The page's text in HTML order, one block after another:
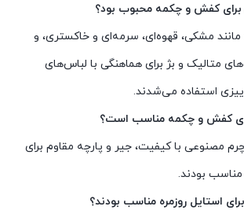
کفش و چکمه محبوب بود؟
مشکی، قهوه‌ای، سرمه‌ای و خاکستری، و
متالیک و بژ برای هماهنگی با لباس‌های
استفاده می‌شدند.
کفش و چکمه مناسب است؟
مصنوعی با کیفیت، جیر و پارچه مقاوم برای
مناسب بودند.
استایل روزمره مناسب بودند؟